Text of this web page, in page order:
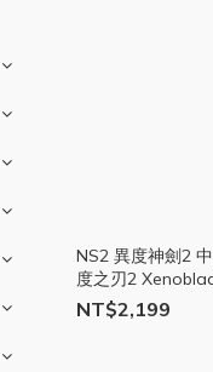
NS2 異度神劍2
度之刃2
任天堂 Q哥電玩
NT$2,199